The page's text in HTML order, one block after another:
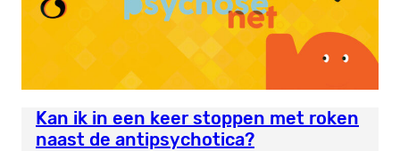
Kan ik in een keer stoppen met roken
naast de antipsychotica?